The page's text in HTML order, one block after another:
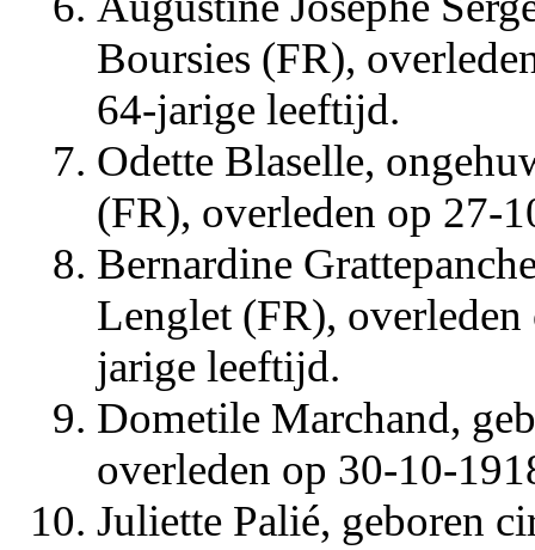
Boursies (FR),
64-jarige leeftijd.
Odette Blaselle,
(FR), overleden op 27-
Bernardine
Lenglet (FR),
jarige leeftijd.
Dometile Marchand,
overleden op 30-10-
Juliette Palié, geboren